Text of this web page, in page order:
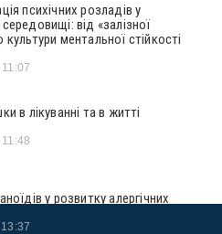
психічних розладів у
від «залізної
ментальної стійкості
11:07
в лікуванні та в житті
11:48
у розвитку алергічних